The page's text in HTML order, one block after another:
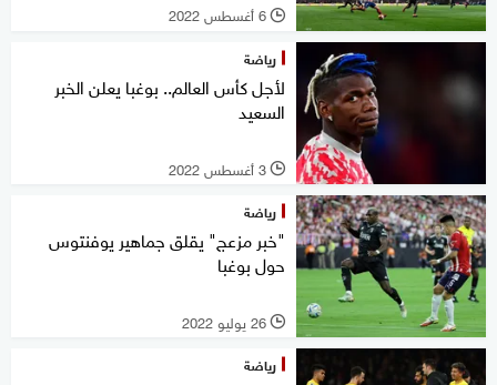
l 6 أغسطس 2022
رياضة
لأجل كأس العالم.. بوغبا يعلن الخبر
السعيد
l 3 أغسطس 2022
رياضة
"خبر مزعج" يقلق جماهير يوفنتوس
حول بوغبا
l 26 يوليو 2022
رياضة